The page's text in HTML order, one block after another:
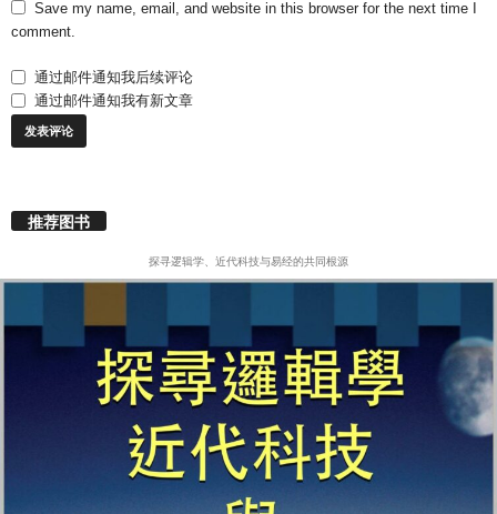
Save my name, email, and website in this browser for the next time I
comment.
通过邮件通知我后续评论
通过邮件通知我有新文章
推荐图书
探寻逻辑学、近代科技与易经的共同根源